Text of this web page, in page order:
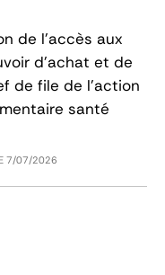
de l’accès aux
d’achat et de
de file de l’action
santé
7/07/2026